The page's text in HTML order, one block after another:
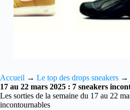
Accueil → Le top des drops sneakers →
17 au 22 mars 2025 : 7 sneakers
Les sorties de la semaine du 17 au 22
incontournables